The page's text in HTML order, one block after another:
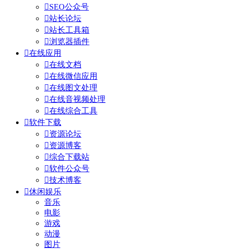
SEO公众号
站长论坛
站长工具箱
浏览器插件
在线应用
在线文档
在线微信应用
在线图文处理
在线音视频处理
在线综合工具
软件下载
资源论坛
资源博客
综合下载站
软件公众号
技术博客
休闲娱乐
音乐
电影
游戏
动漫
图片